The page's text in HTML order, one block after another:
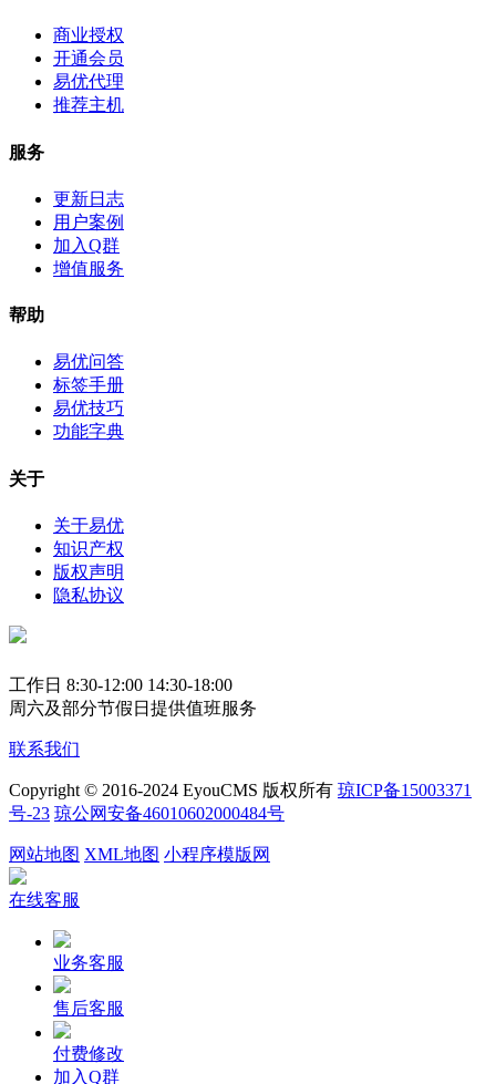
商业授权
开通会员
易优代理
推荐主机
服务
更新日志
用户案例
加入Q群
增值服务
帮助
易优问答
标签手册
易优技巧
功能字典
关于
关于易优
知识产权
版权声明
隐私协议
工作日 8:30-12:00 14:30-18:00
周六及部分节假日提供值班服务
联系我们
Copyright © 2016-2024 EyouCMS 版权所有 琼ICP备15003371
号-23 琼公网安备46010602000484号
网站地图 XML地图 小程序模版网
在线客服
业务客服
售后客服
付费修改
加入Q群